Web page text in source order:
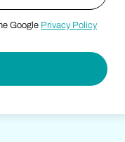
Google Privacy Policy